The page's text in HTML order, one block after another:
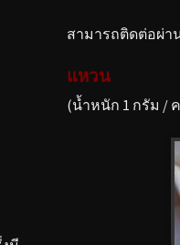
สามารถติดต่อผ่า
แหวน
(น้ำหนัก 1 กรัม / ค